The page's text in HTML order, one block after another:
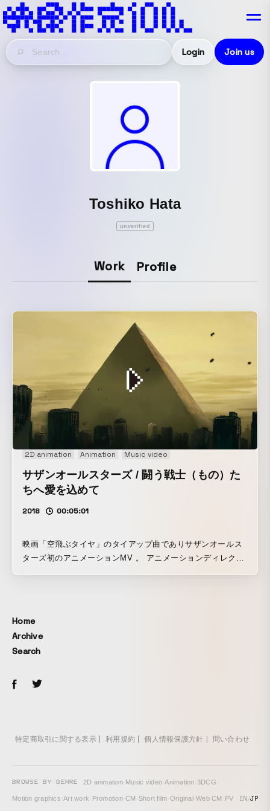
Login Join us
Toshiko Hata
unverified
Work Profile
2D animation Animation Music video
サザンオールスターズ / 闘う戦士（もの）た
ちへ愛を込めて
2018 00:05:01
映画「空飛ぶタイヤ」のタイアップ曲でありサザンオールス
ターズ初のアニメーションMV 。 アニメーションディレクタ
み重ねて巨大な“ピラミッド”を作りあげていく社会風刺100%
な内容。
Home
Archive
Search
特定商取引に関する表示 利用規約 個人情報保護方針 問い合わせ
BROWSE BY GENRE 2D animation· Music video·Animation·3DCG·
Motion graphics·Art work· Promotion·CM · Short film·Original ·Web CM · PV EN/JP